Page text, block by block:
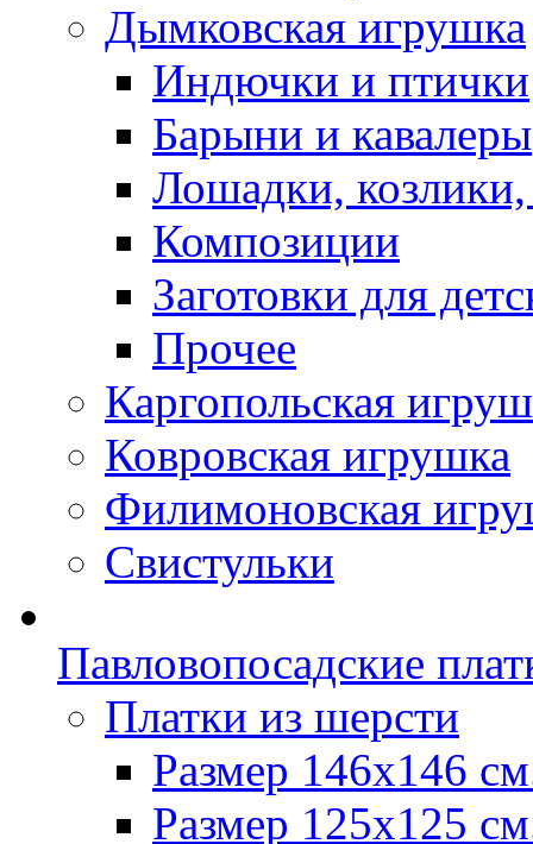
Дымковская игрушка
Индючки и птички
Барыни и кавалеры
Лошадки,
Композиции
Заготовки для
Прочее
Каргопольская
Ковровская игрушка
Филимоновская
Свистульки
Павловопосадские
Платки из шерсти
Размер 146х146
Размер 125х125